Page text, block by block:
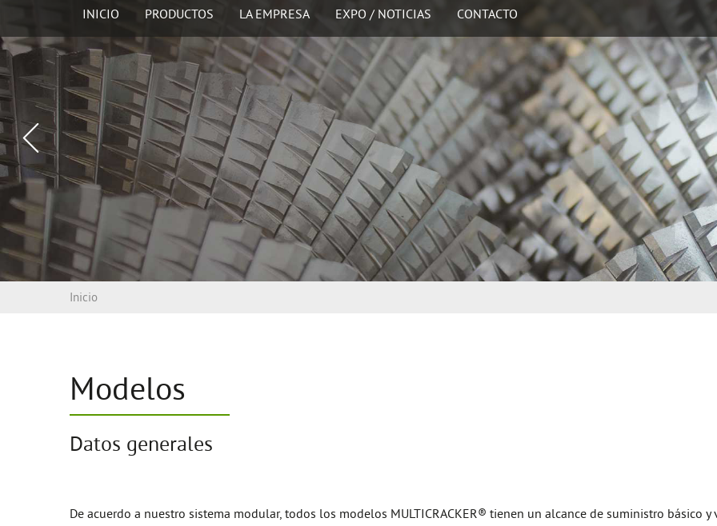
INICIO PRODUCTOS LA EMPRESA EXPO / NOTICIAS CONTACTO
Vorheriges
Slide
Inicio
Modelos
Datos generales
De acuerdo a nuestro sistema modular, todos los modelos MULTICRACKER® tienen un alcance de suministro básico